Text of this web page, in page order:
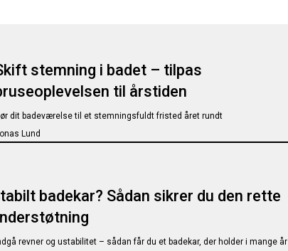
stemning i badet – tilpas
til årstiden
dit badeværelse til et stemningsfuldt fristed året rundt
Lund
badekar? Sådan sikrer du den rette
revner og ustabilitet – sådan får du et badekar, der holder i mange år